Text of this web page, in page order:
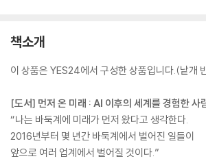
책소개
이 상품은 YES24에서 구성한 상품입니다.(낱개
[도서] 먼저 온 미래 : AI 이후의 세계를 경험한 사
“나는 바둑계에 미래가 먼저 왔다고 생각한다.
2016년부터 몇 년간 바둑계에서 벌어진 일들이
앞으로 여러 업계에서 벌어질 것이다.”